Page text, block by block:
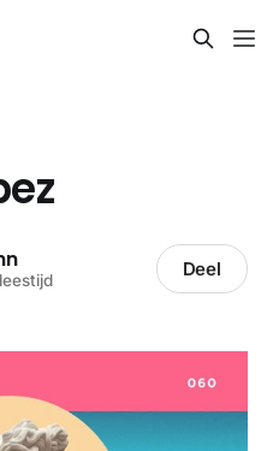
Deel